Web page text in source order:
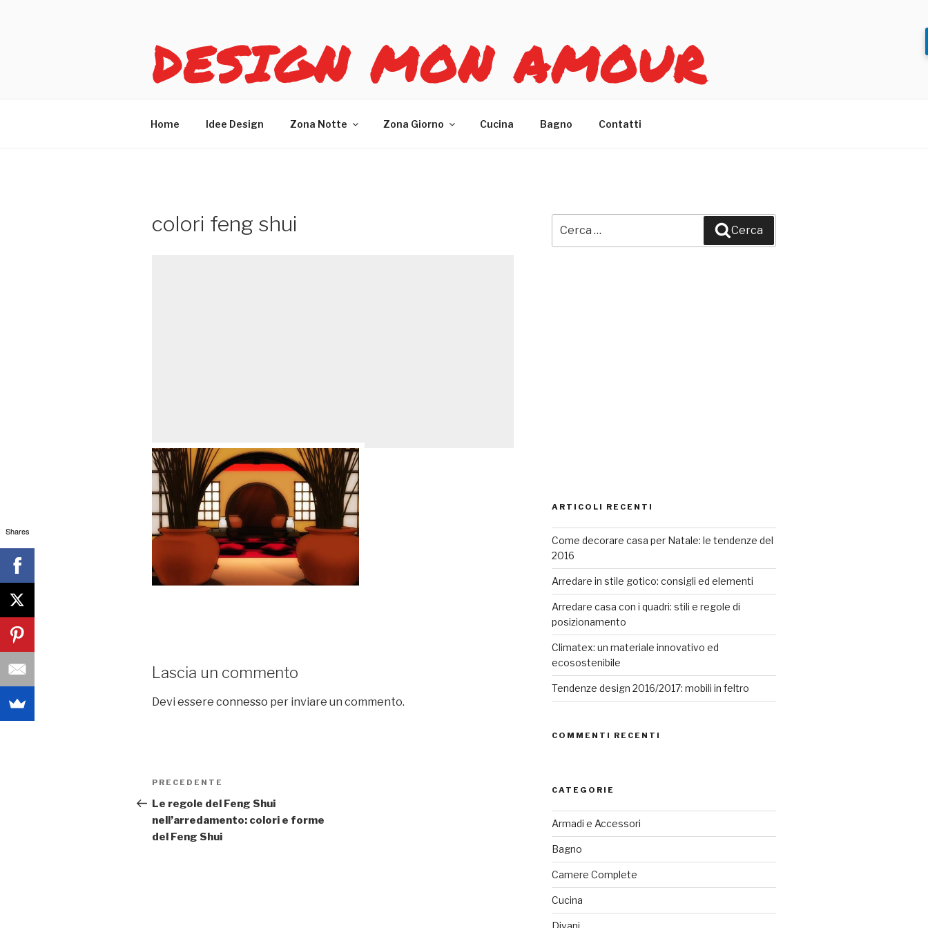
DESIGN MON AMOUR
Home Idee Design Zona Notte Zona Giorno Cucina Bagno Contatti
colori feng shui
Lascia un commento
Devi essere connesso per inviare un commento.
Navigazione
articoli
Articolo
precedente:
PRECEDENTE
Le regole del Feng Shui
nell’arredamento: colori e forme
del Feng Shui
Cerca
ARTICOLI RECENTI
Come decorare casa per Natale: le tendenze del
2016
Arredare in stile gotico: consigli ed elementi
Arredare casa con i quadri: stili e regole di
posizionamento
Climatex: un materiale innovativo ed
ecosostenibile
Tendenze design 2016/2017: mobili in feltro
COMMENTI RECENTI
CATEGORIE
Armadi e Accessori
Bagno
Camere Complete
Cucina
Shares